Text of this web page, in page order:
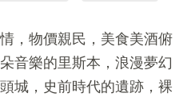
，物價親民，美食美酒俯
音樂的里斯本，浪漫夢幻
城，史前時代的遺跡，裸